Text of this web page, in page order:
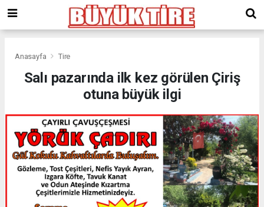
giriş
kingroyal
Anasayfa Tire
Salı pazarında ilk kez görülen Çiriş
otuna büyük ilgi